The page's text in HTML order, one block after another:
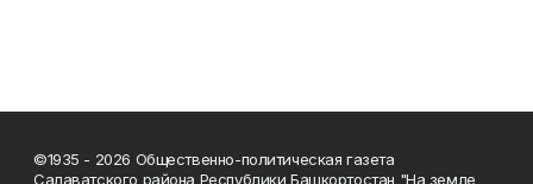
©1935 - 2026 Общественно-политическая газета
Салаватского района Республики Башкортостан "На земле